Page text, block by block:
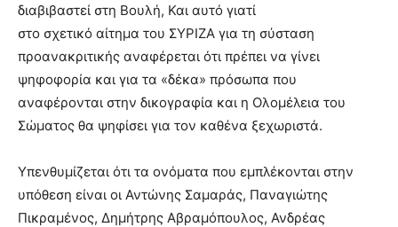
διαβιβαστεί στη Βουλή, Και αυτό γιατί
στο σχετικό αίτημα του ΣΥΡΙΖΑ για τη σύσταση
προανακριτικής αναφέρεται ότι πρέπει να γίνει
ψηφοφορία και για τα «δέκα» πρόσωπα που
αναφέρονται στην δικογραφία και η Ολομέλεια του
Σώματος θα ψηφίσει για τον καθένα ξεχωριστά.
Υπενθυμίζεται ότι τα ονόματα που εμπλέκονται στην
υπόθεση είναι οι Αντώνης Σαμαράς, Παναγιώτης
Πικραμένος, Δημήτρης Αβραμόπουλος, Ανδρέας